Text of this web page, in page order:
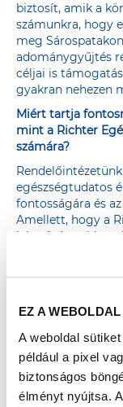
EZ A
A weboldal
például a pixel
biztonságos
élményt nyújtsa.
biztosít, amik a
számunkra, hogy
meg
adománygyűjtés
céljai is
gyakran nehezen
Miért tartja
mint a Richter
számára?
egészségtudatos
fontosságára és
Amellett, hogy a
lehetőséget
tanácsadásokon
résztvevők
lehetőséget
esetén a
Hogyan segíti ez
és a helyi
Azáltal, hogy a
tesz lehetővé, sok